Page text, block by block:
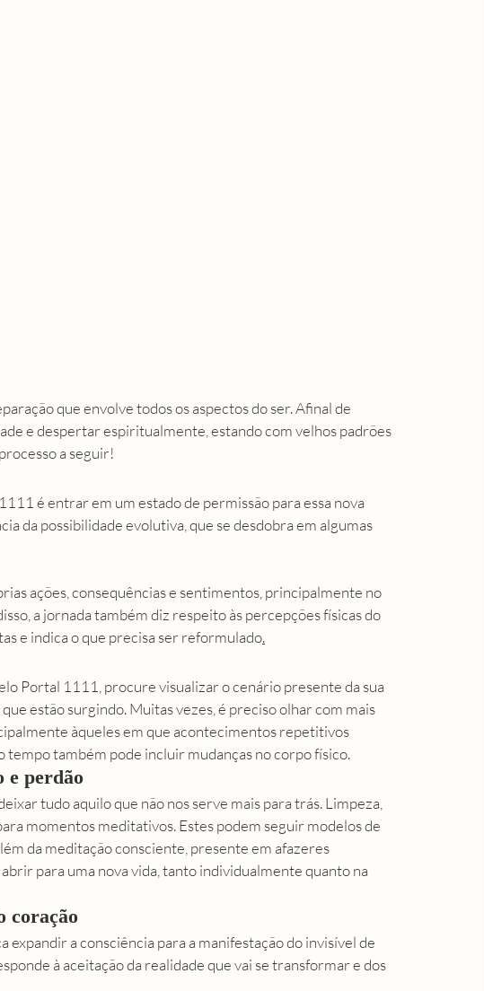
que envolve todos os aspectos do ser. Afinal de
e despertar espiritualmente, estando com velhos padrões
a seguir!
é entrar em um estado de permissão para essa nova
da possibilidade evolutiva, que se desdobra em algumas
ações, consequências e sentimentos, principalmente no
a jornada também diz respeito às percepções físicas do
e indica o que precisa ser reformulado.
Portal 1111, procure visualizar o cenário presente da sua
estão surgindo. Muitas vezes, é preciso olhar com mais
àqueles em que acontecimentos repetitivos
tempo também pode incluir mudanças no corpo físico.
e perdão
tudo aquilo que não nos serve mais para trás. Limpeza,
momentos meditativos. Estes podem seguir modelos de
da meditação consciente, presente em afazeres
para uma nova vida, tanto individualmente quanto na
coração
a consciência para a manifestação do invisível de
à aceitação da realidade que vai se transformar e dos